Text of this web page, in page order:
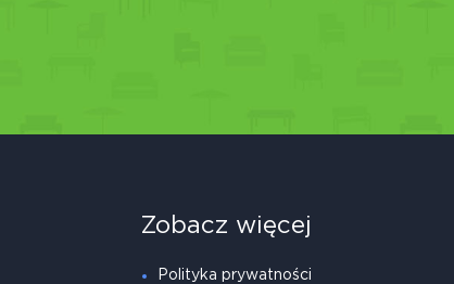
Zobacz więcej
Polityka prywatności